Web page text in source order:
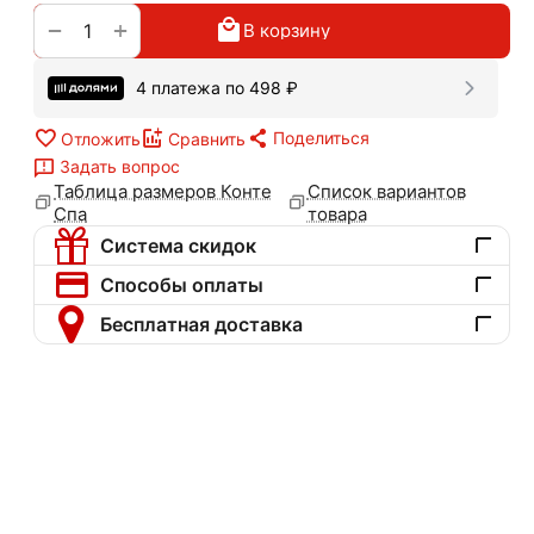
+
− В корзину
4 платежа по 498 ₽
Отложить Сравнить
Поделиться
Задать вопрос
Таблица размеров Конте
Спа
Список вариантов
товара
Система скидок
Способы оплаты
Бесплатная доставка